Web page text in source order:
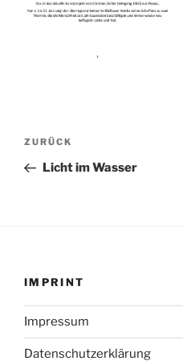
Beitragsnavigation
Vorheriger
Beitrag
ZURÜCK
Licht im Wasser
IMPRINT
Impressum
Datenschutzerklärung